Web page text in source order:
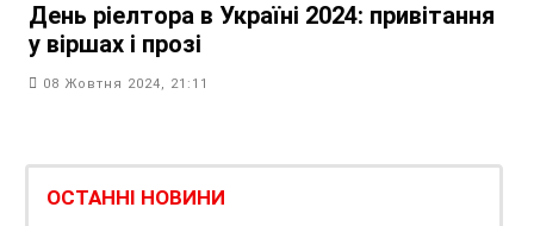
День ріелтора в Україні 2024: привітання
у віршах і прозі
08 Жовтня 2024, 21:11
ОСТАННІ НОВИНИ